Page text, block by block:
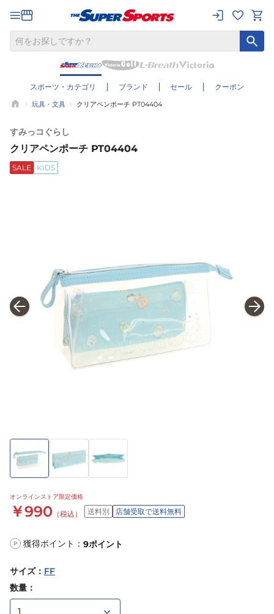
スポーツ・カテゴリ ブランド セール クーポン
玩具・文具 クリアペンポーチ PT04404
すみっコぐらし
クリアペンポーチ PT04404
SALE KIDS
オンラインストア限定価格
￥990 （税込） 送料別 店舗受取で送料無料
P 獲得ポイント： 9ポイント
サイズ： FF
数量：